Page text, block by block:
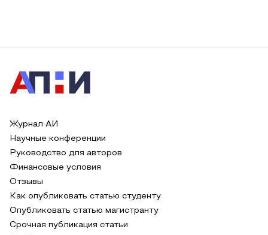
Журнал АИ
Научные конференции
Руководство для авторов
Финансовые условия
Отзывы
Как опубликовать статью студенту
Опубликовать статью магистранту
Срочная публикация статьи